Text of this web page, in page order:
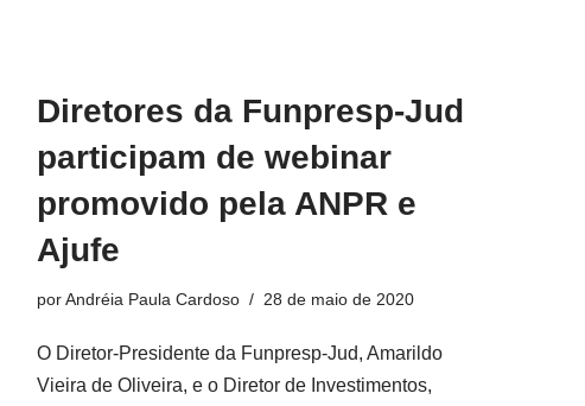
Diretores da Funpresp-Jud
participam de webinar
promovido pela ANPR e
Ajufe
porAndréia Paula Cardoso 28 de maio de 2020
O Diretor-Presidente da Funpresp-Jud, Amarildo
Vieira de Oliveira, e o Diretor de Investimentos,